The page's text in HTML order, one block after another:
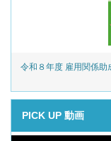
令和８年度 雇用関係
PICK UP 動画